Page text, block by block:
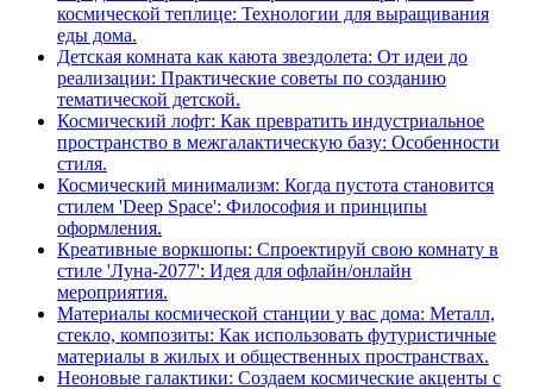
космической теплице: Технологии для выращивания
еды дома.
Детская комната как каюта звездолета: От идеи до
реализации: Практические советы по созданию
тематической детской.
Космический лофт: Как превратить индустриальное
пространство в межгалактическую базу: Особенности
стиля.
Космический минимализм: Когда пустота становится
стилем 'Deep Space': Философия и принципы
оформления.
Креативные воркшопы: Спроектируй свою комнату в
стиле 'Луна-2077': Идея для офлайн/онлайн
мероприятия.
Материалы космической станции у вас дома: Металл,
стекло, композиты: Как использовать футуристичные
материалы в жилых и общественных пространствах.
Неоновые галактики: Создаем космические акценты с